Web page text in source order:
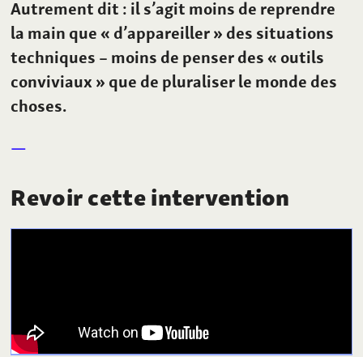
Autrement dit : il s’agit moins de reprendre
la main que « d’appareiller» des situations
techniques – moins de penser des « outils
conviviaux » que de pluraliser le monde des
choses.
Revoir cette intervention